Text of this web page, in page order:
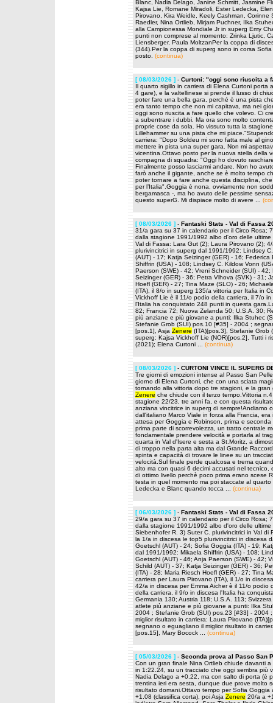
Blanc, Nadia Delago, Janine Schmitt, Jasmine
Kajsa Lie, Romane Miradoli, Ester Ledecka,
Pirovano, Kira Weidle, Keely Cashman,
Raedler, Nina Ortlieb, Mirjam Puchner, Ilka
alla Campionessa Mondiale Jr in superg Emy
punti non comprese al momento: Zrinka Ljutic,
Liensberger, Paula MoltzanPer la coppa di
(344).Per la coppa di superg sono in corsa
posto. (continua)
[ 08/03/2026 ] - Curtoni: "oggi sono riuscita a
Il quarto sigillo in carriera di Elena Curtoni
4 gare), e la valtellinese si prende il lusso di
poter fare una bella gara, perché è una pista
era tanto tempo che non mi capitava, ma nei
oggi sono riuscita a fare quello che volevo. Ci
a subentrare i dubbi. Ma ora sono molto
proprie cose da sola. Ho vissuto tutta la
Lillehammer su una pista che mi
carriera: "Dopo Soldeu mi sono fatta male al
mettere in pista una super gara. Non mi
vicentina.Ottavo posto per la nuova stella della
compagna di squadra: "Oggi ho dovuto
Finalmente posso lasciarmi andare. Non ho
farò anche il gigante, anche se è molto tempo
poter tornare a fare anche questa disciplina,
per l’Italia".Goggia è nona, ovviamente non
bergamasca -, ma ho avuto delle pessime
questo superG. Mi dispiace molto di avere ...
[ 08/03/2026 ] - Fantaski Stats - Val di Fassa
31/a gara su 37 in calendario per il Circo Rosa;
dalla stagione 1991/1992 albo d'oro delle
Val di Fassa: Lara Gut (2); Laura Pirovano (2);
plurivincitrici in superg dal 1991/1992: Lindsey
(AUT) - 17; Katja Seizinger (GER) - 16;
Shiffrin (USA) - 108; Lindsey C. Kildow Vonn
Paerson (SWE) - 42; Vreni Schneider (SUI) -
Seizinger (GER) - 36; Petra Vlhova (SVK) - 31;
Hoefl (GER) - 27; Tina Maze (SLO) - 26;
(ITA), il 8/o in superg 135/a vittoria per Italia in
Vickhoff Lie è il 11/o podio della carriera, il 7/o
l'Italia ha conquistato 248 punti in questa
82; Francia 72; Nuova Zelanda 50; U.S.A. 30;
più anziane e più giovane a punti: Ilka Stuhec
Stefanie Grob (SUI) pos.10 [#35] - 2004 ;
[pos.1], Asja Zenere (ITA)[pos.3], Stefanie Grob
superg: Kajsa Vickhoff Lie (NOR)[pos.2], Tutti i
(2021); Elena Curtoni ... (continua)
[ 08/03/2026 ] - CURTONI VINCE IL SUPERG
Tre giorni di emozioni intense al Passo San
giorno di Elena Curtoni, che con una sciata
tornando alla vittoria dopo tre stagioni, e la
Zenere che chiude con il terzo tempo.Vittoria
stagione 22/23, tre anni fa, e con questa
anziana vincitrice in superg di sempre!Andiamo
dall'italiano Marco Viale in forza alla Francia,
attesa per Goggia e Robinson, prima e
prima parte di scorrevolezza, un tratto centrale
fondamentale prendere velocità e portarla al
quarta in Val d'Isere e sesta a St.Moritz, a
di troppo nella parta alta ma dal Grande
spinta e capacità di trovare le linee su un
velocità.Sul finale perde qualcosa e trema
alto ma con quasi 6 decimi accusati nel
di ottimo livello perchè poco prima erano scese
testa in quel momento ma poi staccate al
Ledecka e Blanc quando tocca ... (continua)
[ 06/03/2026 ] - Fantaski Stats - Val di Fassa
29/a gara su 37 in calendario per il Circo Rosa;
dalla stagione 1991/1992 albo d'oro delle
Siebenhofer R. 3) Suter C. plurivincitrici in Val
la 1/a in discesa le top5 plurivincitrici in discesa
Goetschl (AUT) - 24; Sofia Goggia (ITA) - 19;
dal 1991/1992: Mikaela Shiffrin (USA) - 108;
Goetschl (AUT) - 46; Anja Paerson (SWE) - 42;
Schild (AUT) - 37; Katja Seizinger (GER) - 36;
(ITA) - 28; Maria Riesch Hoefl (GER) - 27; Tina
carriera per Laura Pirovano (ITA), il 1/o in
42/a in discesa per Emma Aicher è il 11/o
della carriera, il 9/o in discesa l'Italia ha
Germania 130; Austria 118; U.S.A. 113;
atlete più anziane e più giovane a punti: Ilka
2004 ; Stefanie Grob (SUI) pos.23 [#33] - 2004
miglior risultato in carriera: Laura Pirovano
segnano o eguagliano il miglior risultato in
[pos.15], Mary Bocock ... (continua)
[ 05/03/2026 ] - Seconda prova al Passo San
Con un gran finale Nina Ortlieb chiude davanti
in 1:22.24, su un tracciato che oggi sembra più
Nadia Delago a +0.22, ma con salto di porta (è
trentina ieri era sesta, dunque due prove molto
risultato domani.Ottavo tempo per Sofia
+1.08 (classifica corta), poi Asja Zenere 20/a a